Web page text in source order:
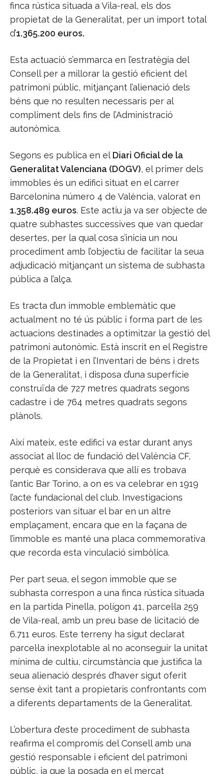
finca rústica situada a Vila-real, els dos
propietat de la Generalitat, per un import total
d’1.365.200 euros.
Esta actuació s’emmarca en l’estratègia del
Consell per a millorar la gestió eficient del
patrimoni públic, mitjançant l’alienació dels
béns que no resulten necessaris per al
compliment dels fins de l’Administració
autonòmica.
Segons es publica en elDiari Oficial de la
Generalitat Valenciana (DOGV), el primer dels
immobles és un edifici situat en el carrer
Barcelonina número 4 de València, valorat en
1.358.489 euros. Este actiu ja va ser objecte de
quatre subhastes successives que van quedar
desertes, per la qual cosa s’inicia un nou
procediment amb l’objectiu de facilitar la seua
adjudicació mitjançant un sistema de subhasta
pública a l’alça.
Es tracta d’un immoble emblemàtic que
actualment no té ús públic i forma part de les
actuacions destinades a optimitzar la gestió del
patrimoni autonòmic. Està inscrit en el Registre
de la Propietat i en l’Inventari de béns i drets
de la Generalitat, i disposa d’una superfície
construïda de 727 metres quadrats segons
cadastre i de 764 metres quadrats segons
plànols.
Així mateix, este edifici va estar durant anys
associat al lloc de fundació del València CF,
perquè es considerava que allí es trobava
l’antic Bar Torino, a on es va celebrar en 1919
l’acte fundacional del club. Investigacions
posteriors van situar el bar en un altre
emplaçament, encara que en la façana de
l’immoble es manté una placa commemorativa
que recorda esta vinculació simbòlica.
Per part seua, el segon immoble que se
subhasta correspon a una finca rústica situada
en la partida Pinella, polígon 41, parcel·la 259
de Vila-real, amb un preu base de licitació de
6.711 euros. Este terreny ha sigut declarat
parcel·la inexplotable al no aconseguir la unitat
mínima de cultiu, circumstància que justifica la
seua alienació després d’haver sigut oferit
sense èxit tant a propietaris confrontants com
a diferents departaments de la Generalitat.
L’obertura d’este procediment de subhasta
reafirma el compromís del Consell amb una
gestió responsable i eficient del patrimoni
públic, ja que la posada en el mercat